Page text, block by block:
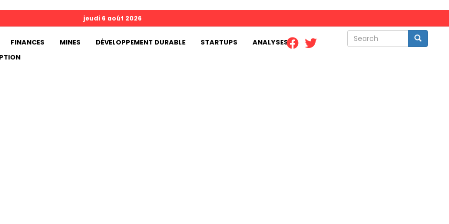
Search Search
jeudi 6 août 2026
FINANCES MINES DÉVELOPPEMENT DURABLE STARTUPS
ANALYSES